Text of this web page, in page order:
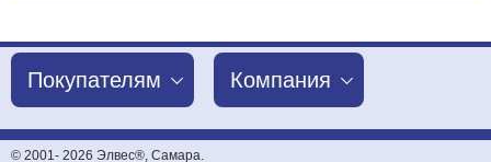
Покупателям Компания
© 2001- 2026 Элвес®, Самара.